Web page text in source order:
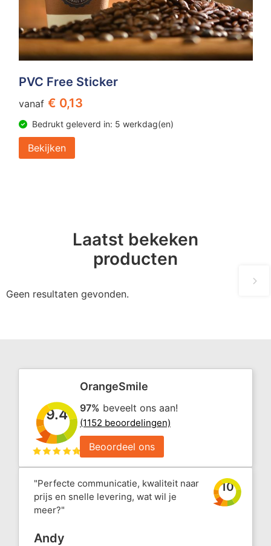
PVC Free Sticker
vanaf € 0,13
Bedrukt geleverd in: 5 werkdag(en)
Bekijken
Laatst bekeken
producten
Geen resultaten gevonden.
9.4
OrangeSmile
97% beveelt ons aan!
(1152 beoordelingen)
Beoordeel ons
"Perfecte communicatie, kwaliteit naar
prijs en snelle levering, wat wil je
meer?"
10
Andy